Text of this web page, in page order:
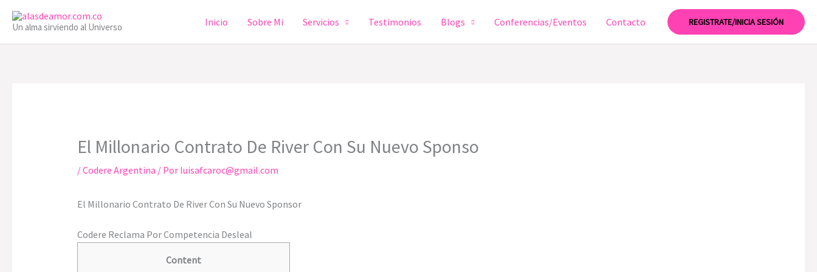
Un alma sirviendo al Universo Inicio Sobre Mi Servicios Testimonios Blogs Conferencias/Eventos Contacto REGISTRATE/INICIA SESIÓN
El Millonario Contrato De River Con Su Nuevo Sponso
/Codere Argentina / Por luisafcaroc@gmail.com
El Millonario Contrato De River Con Su Nuevo Sponsor
Codere Reclama Por Competencia Desleal
Content